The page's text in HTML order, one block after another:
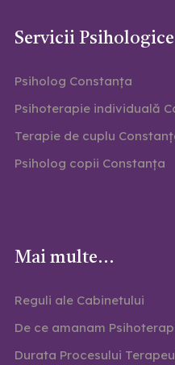
Servicii Psihologice
Psiholog Constanța
Psihoterapie individuală
Terapie de cuplu
Psiholog copii Constanța
Mai multe...
Reguli ale Cabinetului
De ce amanam
Durata Procesului